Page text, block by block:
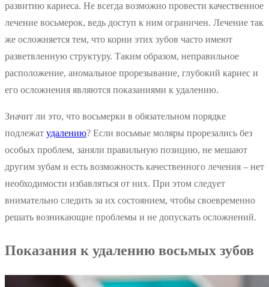
развитию кариеса. Не всегда возможно провести качественное
лечение восьмерок, ведь доступ к ним ограничен. Лечение так
же осложняется тем, что корни этих зубов часто имеют
разветвленную структуру. Таким образом, неправильное
расположение, аномальное прорезывание, глубокий кариес и
его осложнения являются показаниями к удалению.
Значит ли это, что восьмерки в обязательном порядке
подлежат удалению? Если восьмые моляры прорезались без
особых проблем, заняли правильную позицию, не мешают
другим зубам и есть возможность качественного лечения – нет
необходимости избавляться от них. При этом следует
внимательно следить за их состоянием, чтобы своевременно
решать возникающие проблемы и не допускать осложнений.
Показания к удалению восьмых зубов